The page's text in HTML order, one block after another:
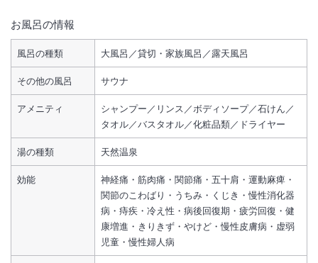
お風呂の情報
風呂の種類 大風呂／貸切・家族風呂／露天風呂
その他の風呂 サウナ
アメニティ
シャンプー／リンス／ボディソープ／石けん／
タオル／バスタオル／化粧品類／ドライヤー
湯の種類 天然温泉
効能
神経痛・筋肉痛・関節痛・五十肩・運動麻痺・
関節のこわばり・うちみ・くじき・慢性消化器
病・痔疾・冷え性・病後回復期・疲労回復・健
康増進・きりきず・やけど・慢性皮膚病・虚弱
児童・慢性婦人病